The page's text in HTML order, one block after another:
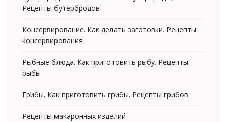
Рецепты бутербродов
Консервирование. Как делать заготовки. Рецепты
консервирования
Рыбные блюда. Как приготовить рыбу. Рецепты
рыбы
Грибы. Как приготовить грибы. Рецепты грибов
Рецепты макаронных изделий